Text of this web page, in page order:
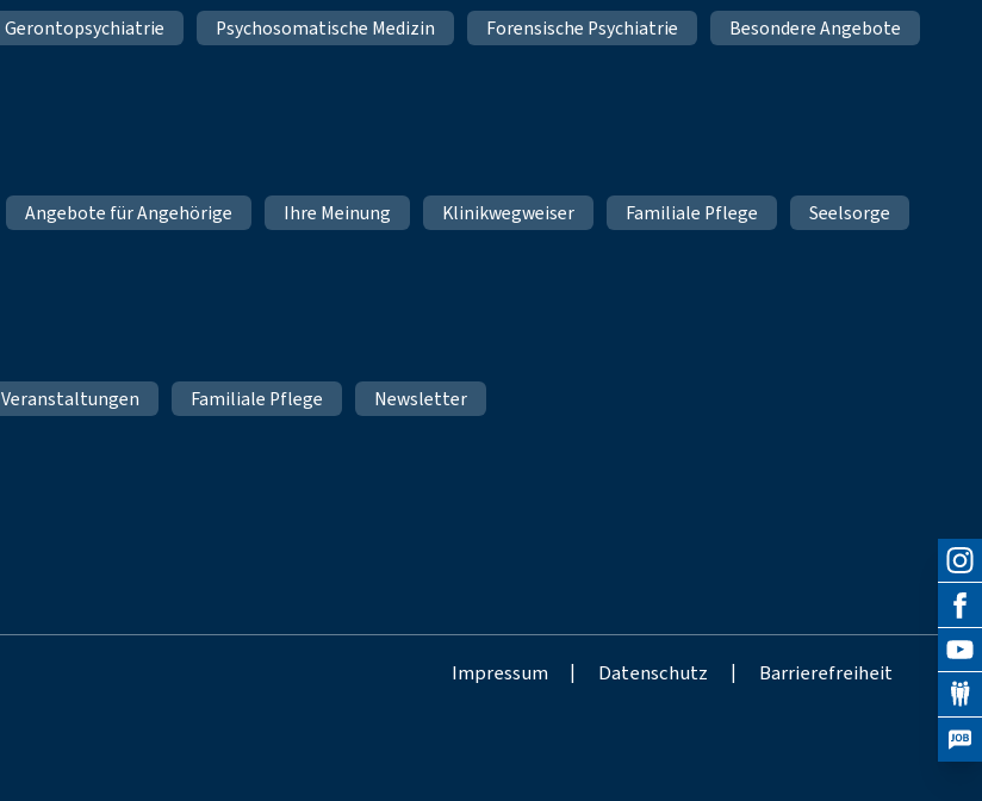
Gerontopsychiatrie Psychosomatische Medizin Forensische Psychiatrie
Besondere Angebote
Angebote für Angehörige Ihre Meinung Klinikwegweiser Familiale Pflege
Seelsorge
Veranstaltungen Familiale Pflege Newsletter
Impressum | Datenschutz | Barrierefreiheit